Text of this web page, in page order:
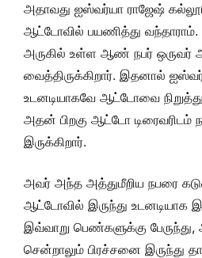
அதாவது ஐஸ்வர்யா ராஜேஷ்
ஆட்டோவில் பயணித்து
அருகில் உள்ள ஆண் நபர் ஒருவர்
வைத்திருக்கிறார். இதனால்
உடனடியாகவே ஆட்டோவை
அதன் பிறகு ஆட்டோ டிரைவரிடம்
இருக்கிறார்.
அவர் அந்த அத்துமீறிய நபரை
ஆட்டோவில் இருந்து உடனடியாக
இவ்வாறு பெண்களுக்கு
சென்றாலும் பிரச்சனை இருந்து